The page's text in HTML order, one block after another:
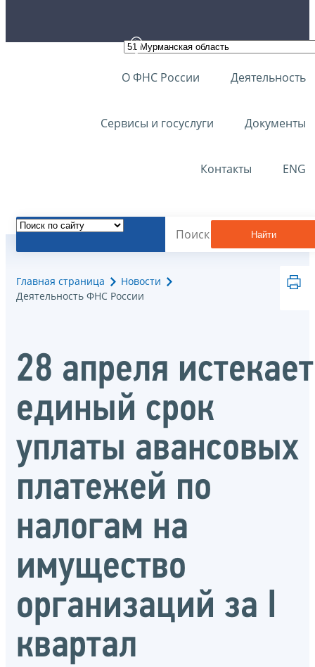
О ФНС России Деятельность
Сервисы и госуслуги Документы
Контакты ENG
Найти
Главная страница
Новости
Деятельность ФНС России
28 апреля истекает
единый срок
уплаты авансовых
платежей по
налогам на
имущество
организаций за I
квартал